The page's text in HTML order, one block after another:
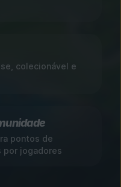
colecionável e
pontos de
jogadores